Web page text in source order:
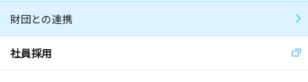
財団との連携
社員採用